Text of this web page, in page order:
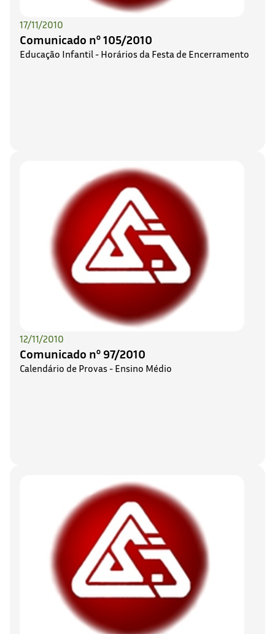
17/11/2010
Comunicado nº 105/2010
Educação Infantil - Horários da Festa de Encerramento
12/11/2010
Comunicado nº 97/2010
Calendário de Provas - Ensino Médio